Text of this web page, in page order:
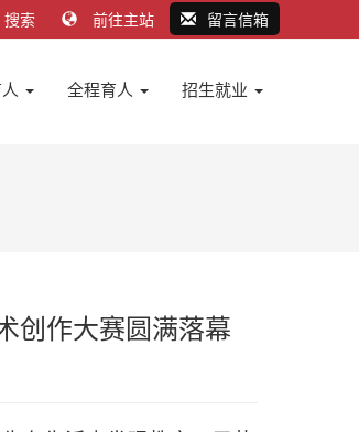
搜索 前往主站 留言信箱
全程育人 招生就业
创作大赛圆满落幕